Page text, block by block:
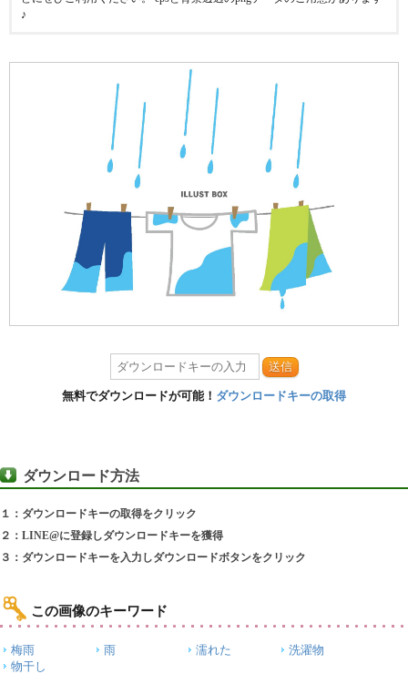
♪
送信
無料でダウンロードが可能！ ダウンロードキーの取得
ダウンロード方法
１：ダウンロードキーの取得をクリック
２：LINE@に登録しダウンロードキーを獲得
３：ダウンロードキーを入力しダウンロードボタンをクリック
この画像のキーワード
梅雨 雨 濡れた
洗濯物
物干し